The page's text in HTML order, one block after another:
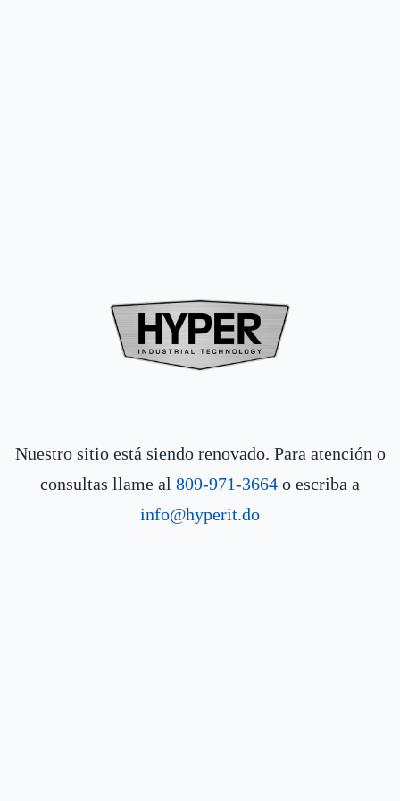
Nuestro sitio está siendo renovado. Para atención o
consultas llame al 809-971-3664 o escriba a
info@hyperit.do